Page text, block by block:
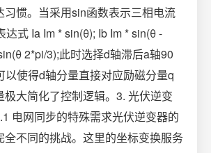
习惯。当采用sin函数表示三相电流
达式 Ia Im * sin(θ); Ib Im * sin(θ -
2*pi/3);此时选择d轴滞后a轴90
以使得d轴分量直接对应励磁分量q
极大简化了控制逻辑。3. 光伏逆变
电网同步的特殊需求光伏逆变器的
全不同的挑战。这里的坐标变换服务